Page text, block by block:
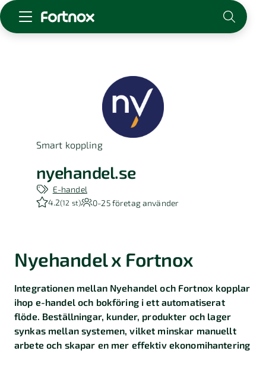
För redovisningsbyrån
Kunskap & inspiration
Logga in
Om Fortnox
Karriär
Kontakt
Smart koppling
nyehandel.se
E-handel
4.2(12 st) 0-25företag använder
Nyehandel x Fortnox
Integrationen mellan Nyehandel och Fortnox kopplar
ihop e-handel och bokföring i ett automatiserat
flöde. Beställningar, kunder, produkter och lager
synkas mellan systemen, vilket minskar manuellt
arbete och skapar en mer effektiv ekonomihantering